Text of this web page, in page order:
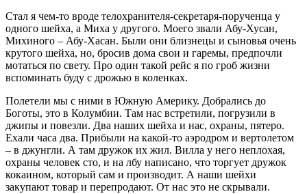
Стал я чем-то вроде телохранителя-секретаря-порученца у
одного шейха, а Миха у другого. Моего звали Абу-Хусан,
Михиного – Абу-Хасан. Были они близнецы и сыновья очень
крутого шейха, но, бросив дома свои и гаремы, предпочли
мотаться по свету. Про один такой рейс я по гроб жизни
вспоминать буду с дрожью в коленках.
Полетели мы с ними в Южную Америку. Добрались до
Боготы, это в Колумбии. Там нас встретили, погрузили в
джипы и повезли. Два наших шейха и нас, охраны, пятеро.
Ехали часа два. Прибыли на какой-то аэродром и вертолетом
– в джунгли. А там дружок их жил. Вилла у него неплохая,
охраны человек сто, и на лбу написано, что торгует дружок
кокаином, который сам и производит. А наши шейхи
закупают товар и перепродают. От нас это не скрывали.